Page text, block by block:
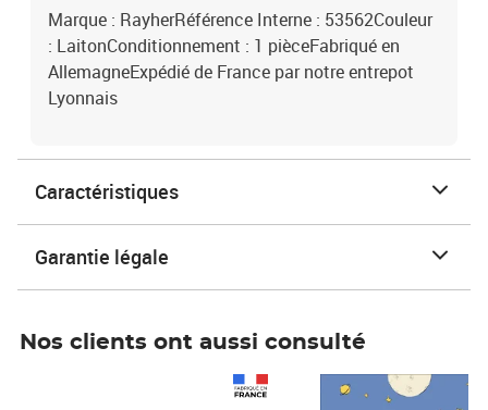
Marque : RayherRéférence Interne : 53562Couleur
: LaitonConditionnement : 1 pièceFabriqué en
AllemagneExpédié de France par notre entrepot
Lyonnais
Caractéristiques
Garantie légale
Nos clients ont aussi consulté
Prix 7,50€